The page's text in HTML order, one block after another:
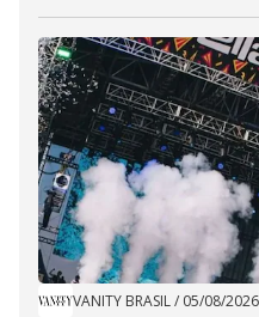
VANITY BRASIL/ 05/08/2026